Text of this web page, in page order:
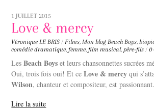
1 JUILLET 2015
Love & mercy
Véronique LE BRIS / Films,Mon blog Beach Boys,
comédie dramatique, femme, film musical,père-fils / 0
LesBeach Boys et leurs chansonnettes sucrées
Oui, trois fois oui! Et ceLove & mercy qui
Wilson, chanteur et compositeur, est passionnant.
Lire la suite